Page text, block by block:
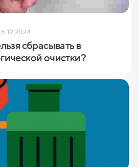
сбрасывать в
очистки?